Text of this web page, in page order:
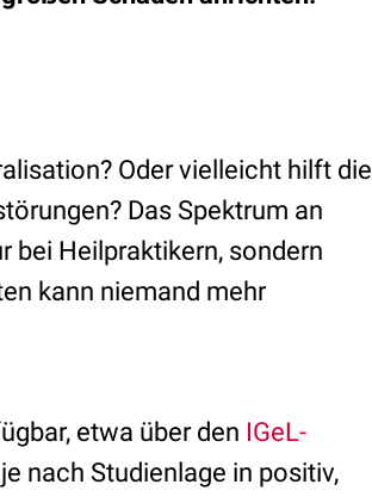
Oder vielleicht hilft die
Das Spektrum an
bei Heilpraktikern, sondern
kann niemand mehr
etwa über den IGeL-
nach Studienlage in positiv,